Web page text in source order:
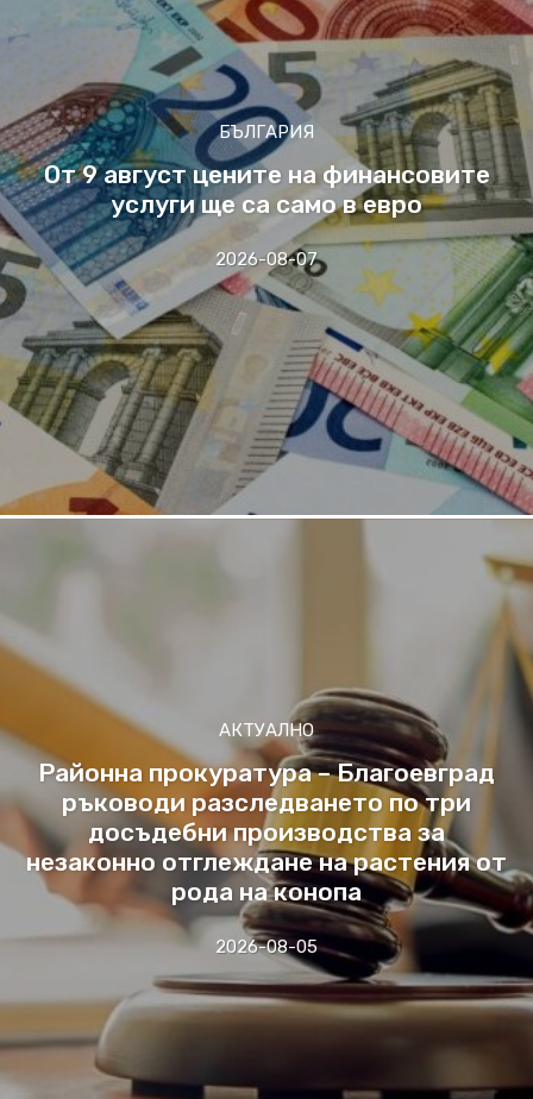
БЪЛГАРИЯ
От 9 август цените на финансовите
услуги ще са само в евро
2026-08-07
АКТУАЛНО
Районна прокуратура – Благоевград
ръководи разследването по три
досъдебни производства за
незаконно отглеждане на растения от
рода на конопа
2026-08-05